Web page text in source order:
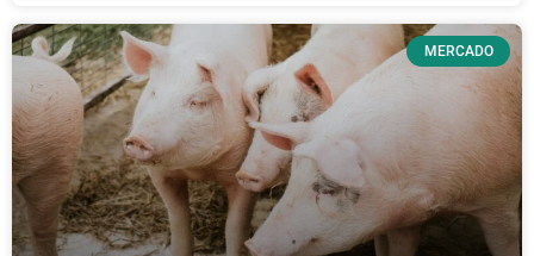
MERCADO